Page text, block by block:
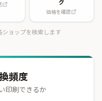
グ
価格を確認
ショップを検索します
頻度
印刷できるか